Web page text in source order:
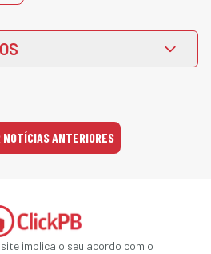
NOTÍCIAS ANTERIORES
implica o seu acordo com o